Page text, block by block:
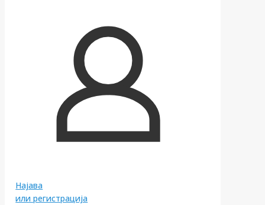
Најава
или регистрација